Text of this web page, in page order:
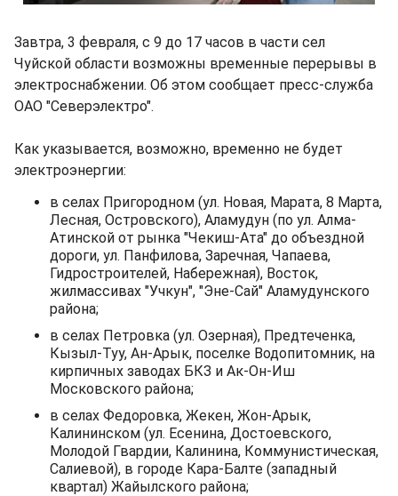
Завтра, 3 февраля, с 9 до 17 часов в части сел
Чуйской области возможны временные перерывы в
электроснабжении. Об этом сообщает пресс-служба
ОАО "Северэлектро".
Как указывается, возможно, временно не будет
электроэнергии:
в селах Пригородном (ул. Новая, Марата, 8 Марта,
Лесная, Островского), Аламудун (по ул. Алма-
Атинской от рынка "Чекиш-Ата" до объездной
дороги, ул. Панфилова, Заречная, Чапаева,
Гидростроителей, Набережная), Восток,
жилмассивах "Учкун", "Эне-Сай" Аламудунского
района;
в селах Петровка (ул. Озерная), Предтеченка,
Кызыл-Туу, Ан-Арык, поселке Водопитомник, на
кирпичных заводах БКЗ и Ак-Он-Иш
Московского района;
в селах Федоровка, Жекен, Жон-Арык,
Калининском (ул. Есенина, Достоевского,
Молодой Гвардии, Калинина, Коммунистическая,
Салиевой), в городе Кара-Балте (западный
квартал) Жайылского района;